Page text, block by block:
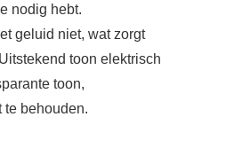
nodig hebt.
geluid niet, wat zorgt
toon elektrisch
toon,
te behouden.